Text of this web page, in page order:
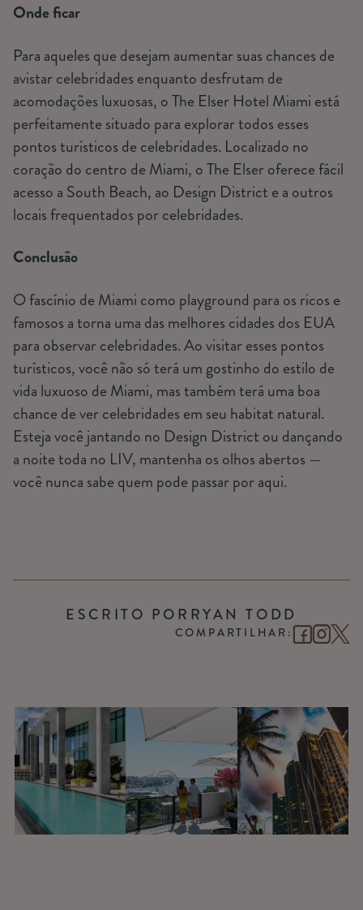
Onde ficar
Para aqueles que desejam aumentar suas chances de
avistar celebridades enquanto desfrutam de
acomodações luxuosas, o The Elser Hotel Miami está
perfeitamente situado para explorar todos esses
pontos turísticos de celebridades. Localizado no
coração do centro de Miami, o The Elser oferece fácil
acesso a South Beach, ao Design District e a outros
locais frequentados por celebridades.
Conclusão
O fascínio de Miami como playground para os ricos e
famosos a torna uma das melhores cidades dos EUA
para observar celebridades. Ao visitar esses pontos
turísticos, você não só terá um gostinho do estilo de
vida luxuoso de Miami, mas também terá uma boa
chance de ver celebridades em seu habitat natural.
Esteja você jantando no Design District ou dançando
a noite toda no LIV, mantenha os olhos abertos —
você nunca sabe quem pode passar por aqui.
ESCRITO POR RYAN TODD
COMPARTILHAR: